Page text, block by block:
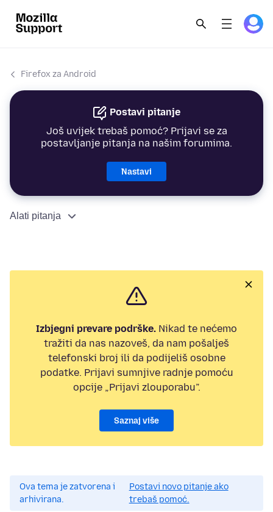
Firefox za Android
Postavi pitanje
Još uvijek trebaš pomoć? Prijavi se za
postavljanje pitanja na našim forumima.
Nastavi
Alati pitanja
Izbjegni prevare podrške. Nikad te nećemo
tražiti da nas nazoveš, da nam pošalješ
telefonski broj ili da podijeliš osobne
podatke. Prijavi sumnjive radnje pomoću
opcije „Prijavi zlouporabu”.
Saznaj više
Ova tema je zatvorena i
arhivirana.
Postavi novo pitanje ako
trebaš pomoć.